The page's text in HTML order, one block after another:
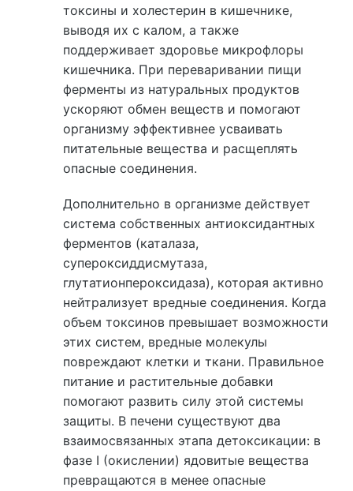
токсины и холестерин в кишечнике,
выводя их с калом, а также
поддерживает здоровье микрофлоры
кишечника. При переваривании пищи
ферменты из натуральных продуктов
ускоряют обмен веществ и помогают
организму эффективнее усваивать
питательные вещества и расщеплять
опасные соединения.
Дополнительно в организме действует
система собственных антиоксидантных
ферментов (каталаза,
супероксиддисмутаза,
глутатионпероксидаза), которая активно
нейтрализует вредные соединения. Когда
объем токсинов превышает возможности
этих систем, вредные молекулы
повреждают клетки и ткани. Правильное
питание и растительные добавки
помогают развить силу этой системы
защиты. В печени существуют два
взаимосвязанных этапа детоксикации: в
фазе I (окислении) ядовитые вещества
превращаются в менее опасные